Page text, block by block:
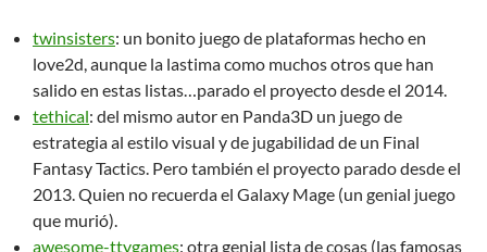
twinsisters: un bonito juego de plataformas hecho en
love2d, aunque la lastima como muchos otros que han
salido en estas listas…parado el proyecto desde el 2014.
tethical: del mismo autor en Panda3D un juego de
estrategia al estilo visual y de jugabilidad de un Final
Fantasy Tactics. Pero también el proyecto parado desde el
2013. Quien no recuerda el Galaxy Mage (un genial juego
que murió).
awesome-ttygames: otra genial lista de cosas (las famosas